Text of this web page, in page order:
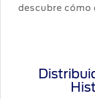
descubre cómo